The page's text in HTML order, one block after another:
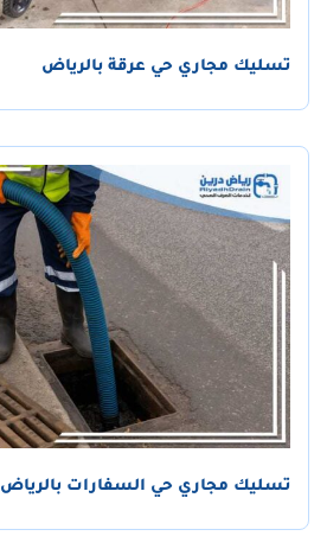
تسليك مجاري حي عرقة بالرياض
تسليك مجاري حي السفارات بالرياض